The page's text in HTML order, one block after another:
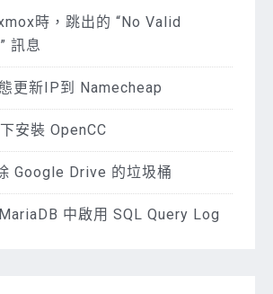
時，跳出的 “No Valid
訊息
更新IP到 Namecheap
安裝 OpenCC
Google Drive 的垃圾桶
中啟用 SQL Query Log